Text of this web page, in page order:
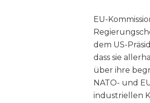
EU-
dem US-
dass sie
über ihre
NATO- und
industriellen